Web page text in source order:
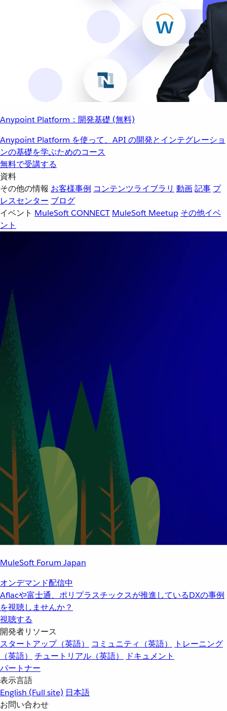
Anypoint Platform：開発基礎 (無料)
Anypoint Platform を使って、API の開発とインテグレーショ
ンの基礎を学ぶためのコース
無料で受講する
資料
その他の情報 お客様事例 コンテンツライブラリ 動画記事 プ
レスセンター ブログ
イベント MuleSoft CONNECT MuleSoft Meetup その他イベ
ント
MuleSoft Forum Japan
オンデマンド配信中
Aflacや富士通、ポリプラスチックスが推進しているDXの事例
を視聴しませんか？
視聴する
開発者リソース
スタートアップ（英語）
コミュニティ（英語）
トレーニング
（英語）
チュートリアル（英語）
ドキュメント
パートナー
表示言語
English (Full site) 日本語
お問い合わせ